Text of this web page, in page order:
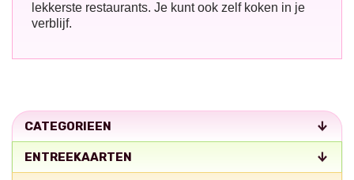
lekkerste restaurants. Je kunt ook zelf koken in je
verblijf.
CATEGORIEEN
ENTREEKAARTEN